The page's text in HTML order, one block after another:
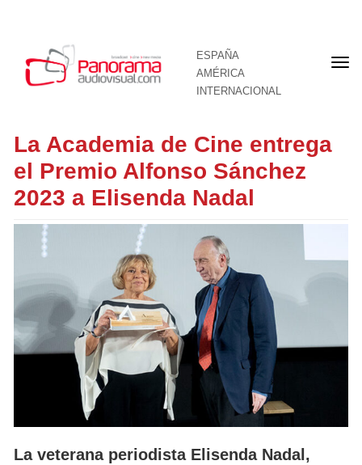
ESPAÑA
AMÉRICA
INTERNACIONAL
La Academia de Cine entrega
el Premio Alfonso Sánchez
2023 a Elisenda Nadal
La veterana periodista Elisenda Nadal,